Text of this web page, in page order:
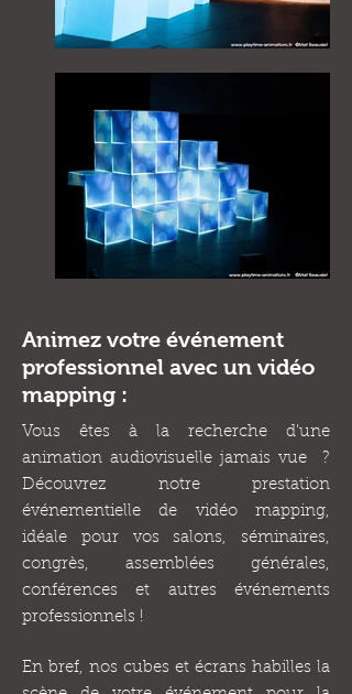
Animez votre événement
professionnel avec un vidéo
mapping :
Vous êtes à la recherche d'une
animation audiovisuelle jamais vue ?
Découvrez notre prestation
événementielle de vidéo mapping,
idéale pour vos salons, séminaires,
congrès, assemblées générales,
conférences et autres événements
professionnels !
En bref, nos cubes et écrans habilles la